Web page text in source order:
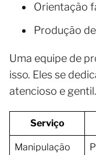
Orientação
Produção
Uma equipe de
isso. Eles se
atencioso e gentil.
Serviço
Manipulação